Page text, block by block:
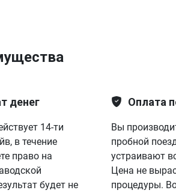
денег
14-ти
в течение
право на
будет не
Оплата
Вы
пробной
устраивают
Цена не
процедуры.